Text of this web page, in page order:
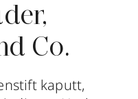
Co.
kaputt,